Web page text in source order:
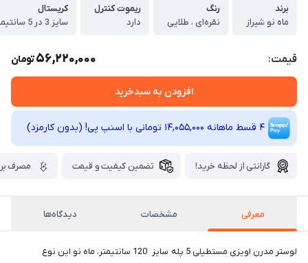
برند
ماه نو شیراز
رنگ
نقره‌ای ، طلایی
ریموت کنترل
دارد
کریستال
قیمت: 56,220,000تومان
افزودن به سبدخرید
4 قسط ماهانه 14,055,000 تومانی با اسنپ ‌پی! (بدون کارمزد)
گارانتی از لحظه خرید! تضمین کیفیت و قیمت مصرف
معرفی مشخصات دیدگاه‌ها
لوستر مدرن اویزی مستطیلی 5 پله سایز 120 سانتیمتر، ماه نو این نوع